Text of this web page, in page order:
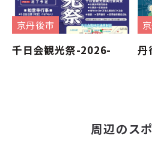
京丹後市
千日会観光祭-2026- 丹
周辺のス